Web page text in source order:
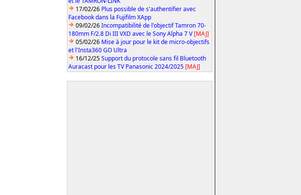
17/02/26 Plus possible de s'authentifier avec
Facebook dans la Fujifilm XApp
09/02/26Incompatibilité de l'objectif Tamron 70-
180mm F/2.8 Di III VXD avec le Sony Alpha 7 V [MAJ]
05/02/26 Mise à jour pour le kit de micro-objectifs
et l'Insta360 GO Ultra
16/12/25Support du protocole sans fil Bluetooth
Auracast pour les TV Panasonic 2024/2025 [MAJ]